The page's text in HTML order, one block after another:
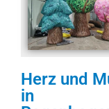
Herz und
in